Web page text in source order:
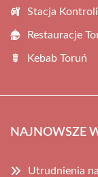
Stacja
Restauracje
Kebab Toruń
NAJNOWSZE
Utrudnienia